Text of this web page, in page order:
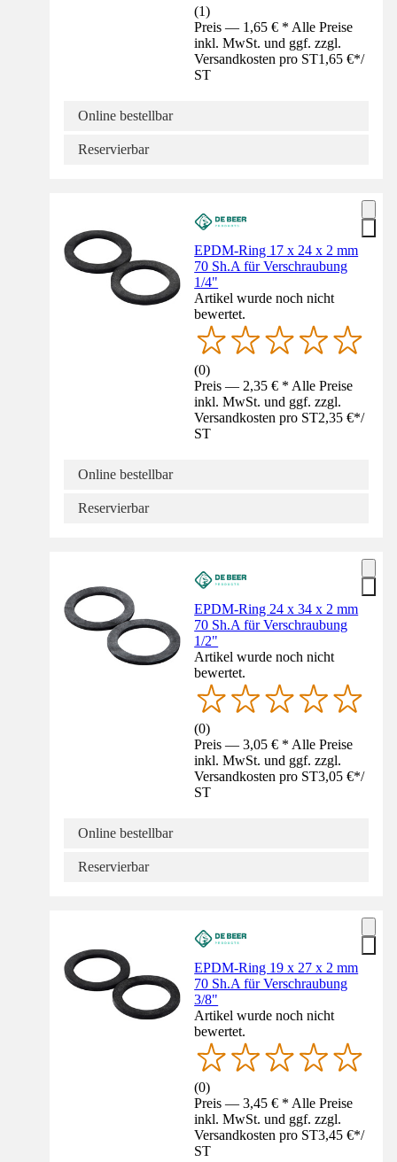
(1)
Preis — 1,65 € * Alle Preise
inkl. MwSt. und ggf. zzgl.
Versandkosten pro ST1,65 €*/
ST
Online bestellbar
Reservierbar
EPDM-Ring 17 x 24 x 2 mm
70 Sh.A für Verschraubung
1/4"
Artikel wurde noch nicht
bewertet.
(0)
Preis — 2,35 € * Alle Preise
inkl. MwSt. und ggf. zzgl.
Versandkosten pro ST2,35 €*/
ST
Online bestellbar
Reservierbar
EPDM-Ring 24 x 34 x 2 mm
70 Sh.A für Verschraubung
1/2"
Artikel wurde noch nicht
bewertet.
(0)
Preis — 3,05 € * Alle Preise
inkl. MwSt. und ggf. zzgl.
Versandkosten pro ST3,05 €*/
ST
Online bestellbar
Reservierbar
EPDM-Ring 19 x 27 x 2 mm
70 Sh.A für Verschraubung
3/8"
Artikel wurde noch nicht
bewertet.
(0)
Preis — 3,45 € * Alle Preise
inkl. MwSt. und ggf. zzgl.
Versandkosten pro ST3,45 €*/
ST